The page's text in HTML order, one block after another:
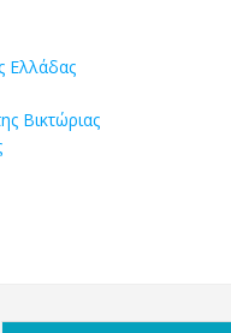
Ελλάδας
Βικτώριας